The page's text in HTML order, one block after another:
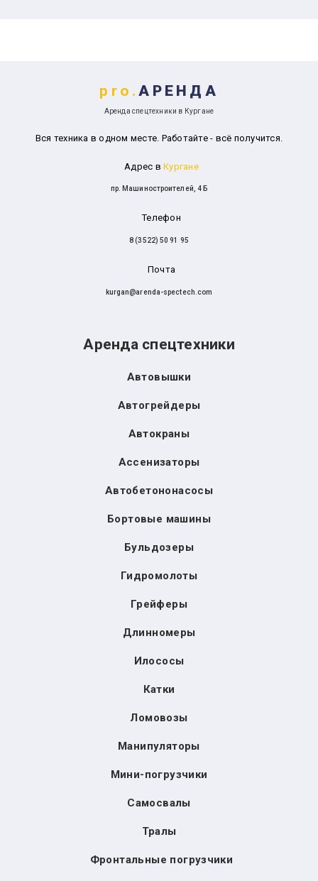
pro.АРЕНДА
Аренда спецтехники в Кургане
Вся техника в одном месте. Работайте - всё получится.
Адрес вКургане
пр. Машиностроителей, 4 Б
Телефон
8 (3522) 50 91 95
Почта
kurgan@arenda-spectech.com
Аренда спецтехники
Автовышки
Автогрейдеры
Автокраны
Ассенизаторы
Автобетононасосы
Бортовые машины
Бульдозеры
Гидромолоты
Грейферы
Длинномеры
Илососы
Катки
Ломовозы
Манипуляторы
Мини-погрузчики
Самосвалы
Тралы
Фронтальные погрузчики